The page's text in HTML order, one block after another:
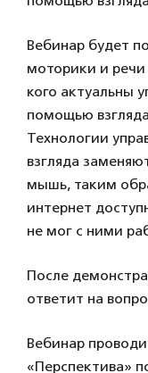
Вебинар будет
моторики и
кого актуальны
помощью
Технологии
взгляда
мышь, таким
интернет
не мог с ними
После
ответит на
Вебинар
«Перспектива»